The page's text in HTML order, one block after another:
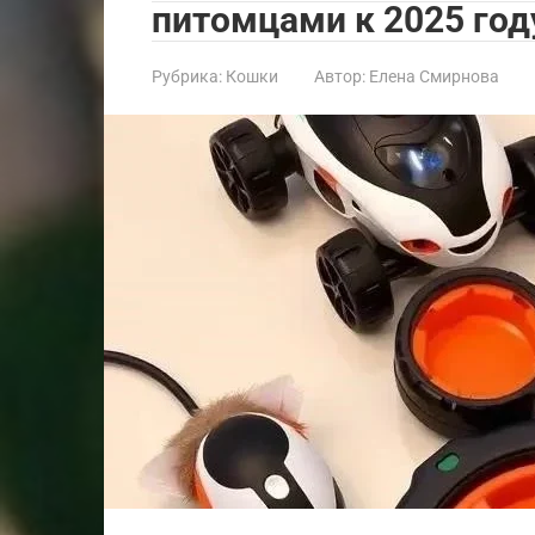
питомцами к 2025
Рубрика: Кошки Автор: Елена Смирнова